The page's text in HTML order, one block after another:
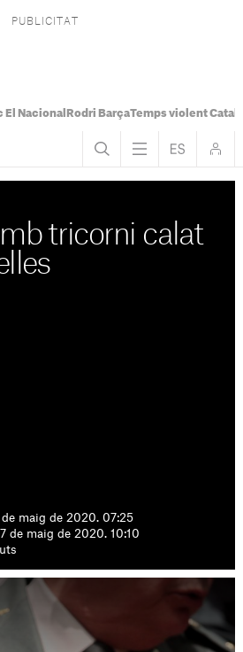
El Nacional Rodri BarçaTemps violent
tricorni calat
de maig de 2020. 07:25
de maig de 2020. 10:10